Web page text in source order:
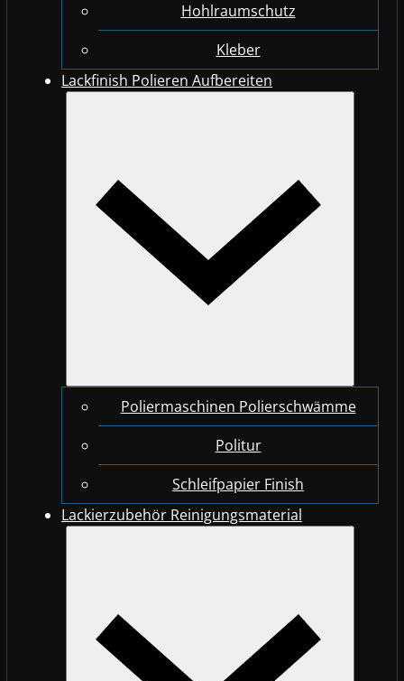
Hohlraumschutz
Kleber
Lackfinish Polieren Aufbereiten
Poliermaschinen Polierschwämme
Politur
Schleifpapier Finish
Lackierzubehör Reinigungsmaterial